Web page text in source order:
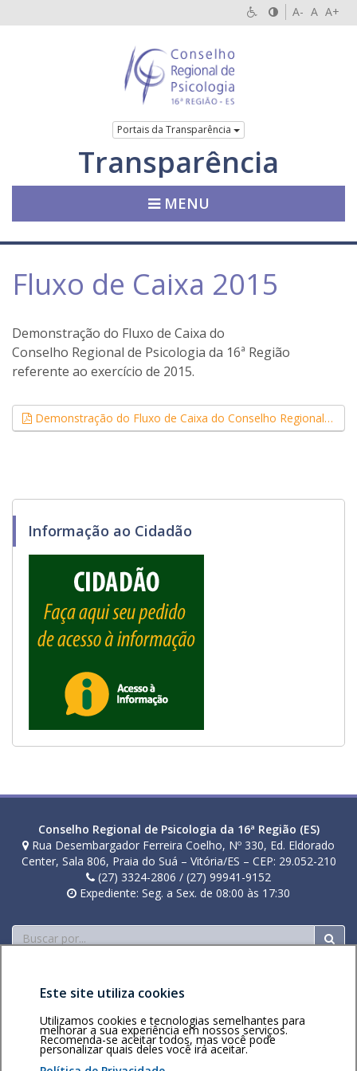
A- A A+
Portais da Transparência
Transparência
MENU
Fluxo de Caixa 2015
Demonstração do Fluxo de Caixa do
Conselho Regional de Psicologia da 16ª Região
referente ao exercício de 2015.
Demonstração do Fluxo de Caixa do Conselho Regional de Psicologia da 16ª Região referente ao exercício de 2015. (.pdf, 0,39 MB)
Informação ao Cidadão
Conselho Regional de Psicologia da 16ª Região (ES)
Rua Desembargador Ferreira Coelho, Nº 330, Ed. Eldorado
Center, Sala 806, Praia do Suá – Vitória/ES – CEP: 29.052-210
(27) 3324-2806 / (27) 99941-9152
Expediente: Seg. a Sex. de 08:00 às 17:30
Buscar
Área restritaPolítica de
privacidadePersonalização
Voltar ao topo
Este site utiliza cookies
Utilizamos cookies e tecnologias semelhantes para
melhorar a sua experiência em nossos serviços.
Recomenda-se aceitar todos, mas você pode
personalizar quais deles você irá aceitar.